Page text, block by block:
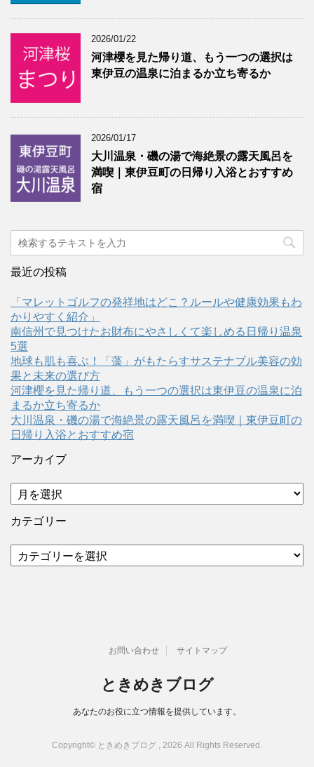
2026/01/22
河津櫻を見た帰り道、もう一つの選択は
東伊豆の温泉に泊まるか立ち寄るか
2026/01/17
大川温泉・磯の湯で海絶景の露天風呂を
満喫｜東伊豆町の日帰り入浴とおすすめ
宿
最近の投稿
「マレットゴルフの発祥地はどこ？ルールや健康効果もわ
かりやすく紹介」
南信州で見つけたお財布にやさしくて楽しめる日帰り温泉
5選
地球も肌も喜ぶ！「藻」がもたらすサステナブル美容の効
果と未来の選び方
河津櫻を見た帰り道、もう一つの選択は東伊豆の温泉に泊
まるか立ち寄るか
大川温泉・磯の湯で海絶景の露天風呂を満喫｜東伊豆町の
日帰り入浴とおすすめ宿
アーカイブ
ア
ー
カ
ブ
カテゴリー
テ
お問い合わせ サイトマップ
ときめきブログ
あなたのお役に立つ情報を提供しています。
Copyright© ときめきブログ , 2026 All Rights Reserved.